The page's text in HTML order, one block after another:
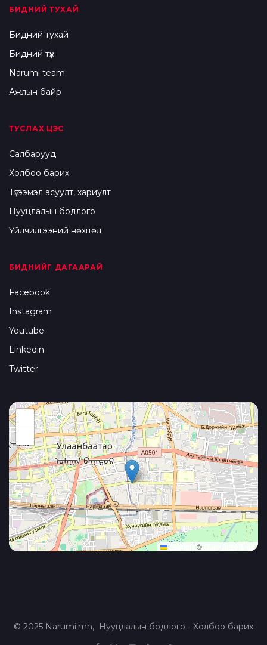
БИДНИЙ ТУХАЙ
Бидний тухай
Бидний түүх
Narumi team
Ажлын байр
ТУСЛАХ ЦЭС
Салбарууд
Холбоо барих
Түгээмэл асуулт, хариулт
Нууцлалын бодлого
Үйлчилгээний нөхцөл
БИДНИЙГ ДАГААРАЙ
Facebook
Instagram
Youtube
Linkedin
Twitter
Leaflet | © OpenStreetMap
© 2025 Narumi.mn, Нууцлалын бодлого -Холбоо барих